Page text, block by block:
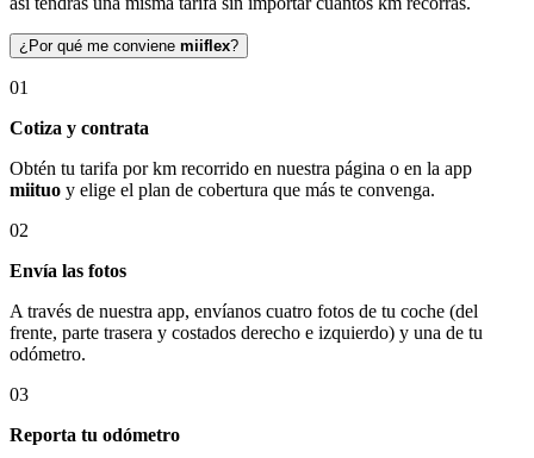
¿Por qué me conviene miiflex?
01
Cotiza y contrata
Obtén tu tarifa por km recorrido en nuestra página o en la app
miituo y elige el plan de cobertura que más te convenga.
02
Envía las fotos
A través de nuestra app, envíanos cuatro fotos de tu coche (del
frente, parte trasera y costados derecho e izquierdo) y una de tu
odómetro.
03
Reporta tu odómetro